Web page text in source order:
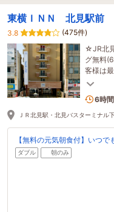
東横ＩＮＮ 北見駅前
3.8
(475件)
☆JR北
グ無料
客様は
下さい
1名
6時
ＪＲ北見駅・北見バスターミナル
【無料の元気朝食付】いつ
ダブル 朝のみ